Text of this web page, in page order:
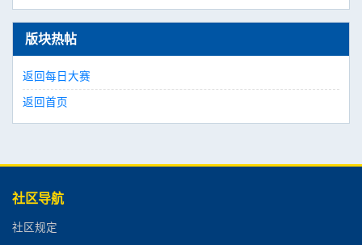
版块热帖
返回每日大赛
返回首页
社区导航
社区规定